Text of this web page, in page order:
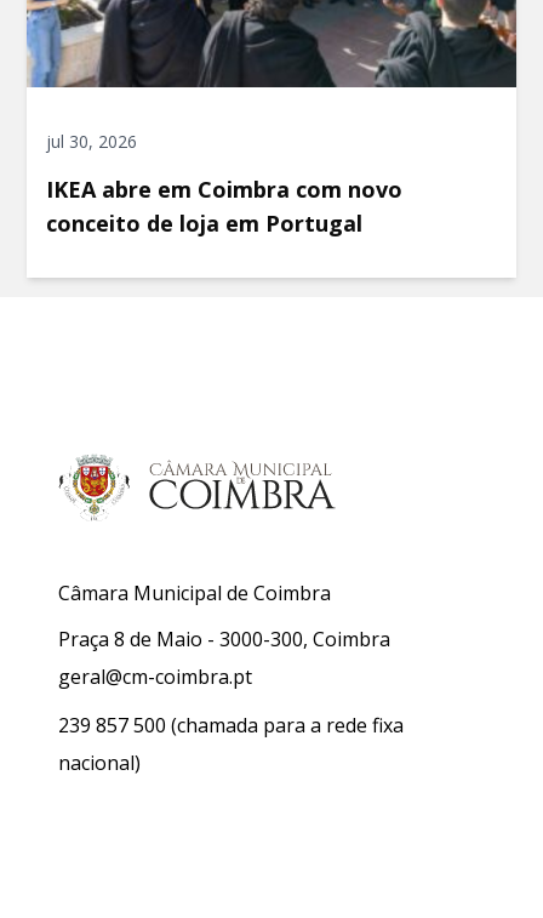
jul 30, 2026
IKEA abre em Coimbra com novo
conceito de loja em Portugal
Câmara Municipal de Coimbra
Praça 8 de Maio - 3000-300, Coimbra
geral@cm-coimbra.pt
239 857 500 (chamada para a rede fixa
nacional)